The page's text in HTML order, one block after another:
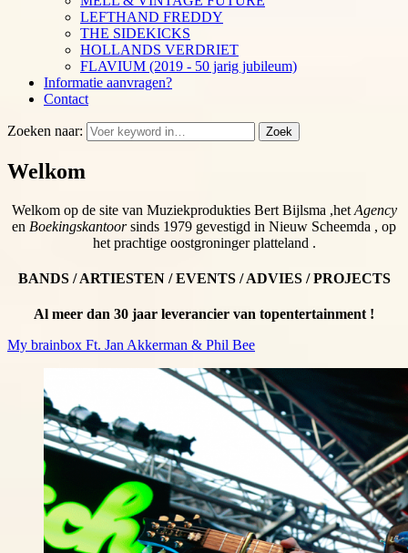
LEFTHAND FREDDY
THE SIDEKICKS
HOLLANDS VERDRIET
FLAVIUM (2019 - 50 jarig jubileum)
Informatie aanvragen?
Contact
Zoeken naar: Zoek
Welkom
Welkom op de site van Muziekprodukties Bert Bijlsma ,het Agency
en Boekingskantoorsinds 1979 gevestigd in Nieuw Scheemda , op
het prachtige oostgroninger platteland .
BANDS / ARTIESTEN / EVENTS / ADVIES / PROJECTS
Al meer dan 30 jaar leverancier van topentertainment !
My brainbox Ft. Jan Akkerman & Phil Bee